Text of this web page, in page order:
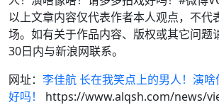
以上文章内容仅代表作者本人观点，不代
场。如有关于作品内容、版权或其它问题
30日内与新浪网联系。
网址： 李佳航 长在我笑点上的男人！演
好吗！
https://www.alqsh.com/news/